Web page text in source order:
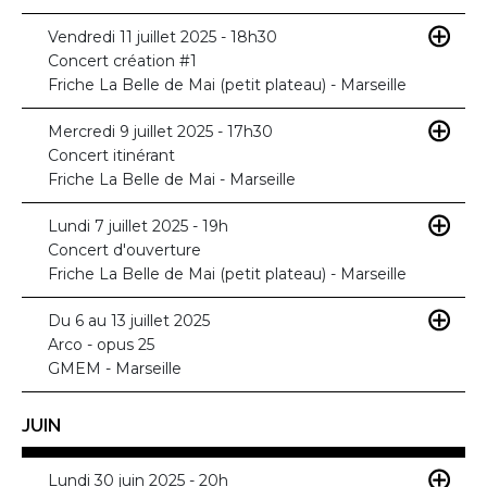
Vendredi 11 juillet 2025 - 18h30
Concert création #1
Friche La Belle de Mai (petit plateau) - Marseille
Mercredi 9 juillet 2025 - 17h30
Concert itinérant
Friche La Belle de Mai - Marseille
Lundi 7 juillet 2025 - 19h
Concert d'ouverture
Friche La Belle de Mai (petit plateau) - Marseille
Du 6 au 13 juillet 2025
Arco - opus 25
GMEM - Marseille
JUIN
Lundi 30 juin 2025 - 20h